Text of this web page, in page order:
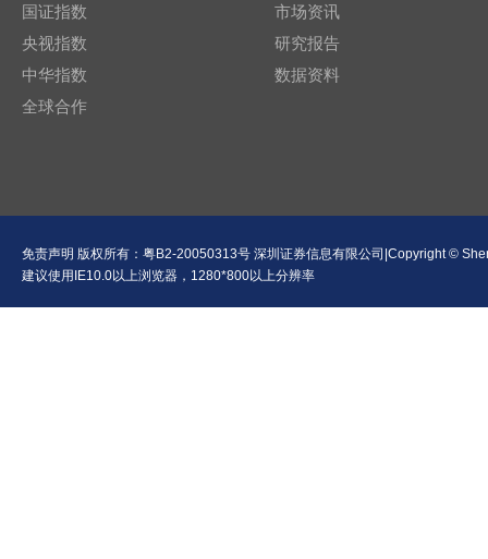
国证指数
央视指数
中华指数
全球合作
市场资讯
研究报告
数据资料
免责声明 版权所有： 粤B2-20050313号 深圳证券信息有限公司|Copyright ©
建议使用IE10.0以上浏览器，1280*800以上分辨率